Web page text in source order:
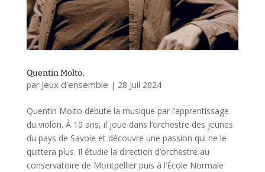
Quentin Molto,
par Jeux d'ensemble | 28 Juil 2024
Quentin Molto débute la musique par l’apprentissage
du violon. À 10 ans, il joue dans l’orchestre des jeunes
du pays de Savoie et découvre une passion qui ne le
quittera plus. Il étudie la direction d’orchestre au
conservatoire de Montpellier puis à l’École Normale